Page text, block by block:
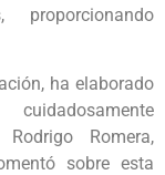
ha elaborado
Romera,
sobre esta